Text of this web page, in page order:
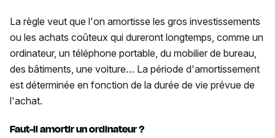
La règle veut que l'on amortisse les gros investissements
ou les achats coûteux qui dureront longtemps, comme un
ordinateur, un téléphone portable, du mobilier de bureau,
des bâtiments, une voiture… La période d'amortissement
est déterminée en fonction de la durée de vie prévue de
l'achat.
Faut-il amortir un ordinateur ?